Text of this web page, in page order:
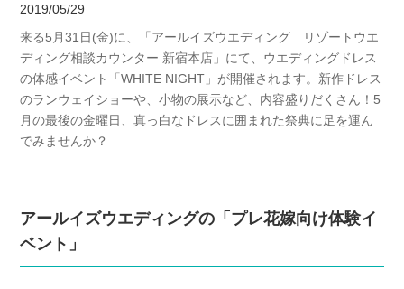
2019/05/29
来る5月31日(金)に、「アールイズウエディング リゾートウエ
ディング相談カウンター 新宿本店」にて、ウエディングドレス
の体感イベント「WHITE NIGHT」が開催されます。新作ドレス
のランウェイショーや、小物の展示など、内容盛りだくさん！5
月の最後の金曜日、真っ白なドレスに囲まれた祭典に足を運ん
でみませんか？
アールイズウエディングの「プレ花嫁向け体験イ
ベント」